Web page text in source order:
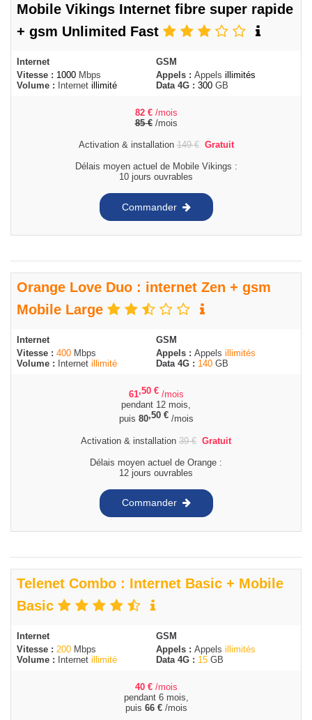
Mobile Vikings Internet fibre super rapide
+ gsm Unlimited Fast
Internet
Vitesse : 1000 Mbps
Volume :
Internet illimité
GSM
Appels : Appels illimités
Data 4G : 300 GB
82 € /mois
85€/mois
Activation & installation149€ Gratuit
Délais moyen actuel de Mobile Vikings :
10 jours ouvrables
Commander
Orange Love Duo : internet Zen + gsm
Mobile Large
Internet
Vitesse : 400 Mbps
Volume :
Internet illimité
GSM
Appels : Appels illimités
Data 4G : 140 GB
61,50 € /mois
pendant 12 mois,
puis 80,50 €/mois
Activation & installation 39€ Gratuit
Délais moyen actuel de Orange :
12 jours ouvrables
Commander
Telenet Combo : Internet Basic + Mobile
Basic
Internet
Vitesse : 200 Mbps
Volume :
Internet illimité
GSM
Appels : Appels illimités
Data 4G : 15 GB
40 € /mois
pendant 6 mois,
puis 66 €/mois